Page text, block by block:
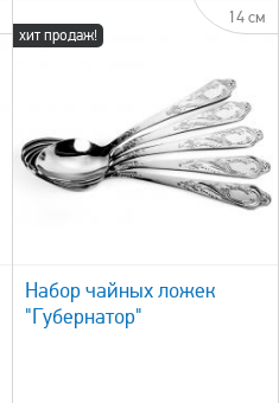
хит продаж!
14 см
Набор чайных ложек
"Губернатор"